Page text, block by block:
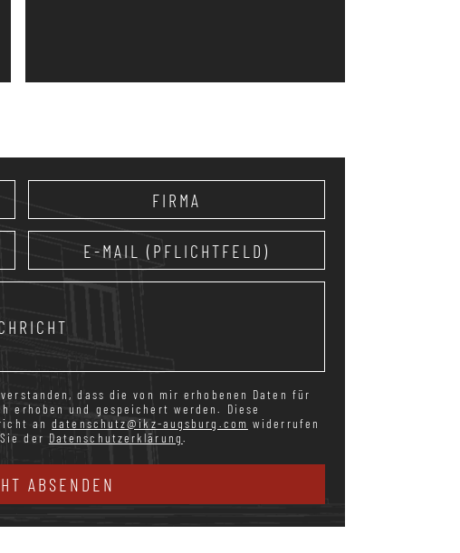
dass die von mir erhobenen Daten für
erhoben und gespeichert werden. Diese
andatenschutz@ikz-augsburg.com widerrufen
der Datenschutzerklärung.
ABSENDEN